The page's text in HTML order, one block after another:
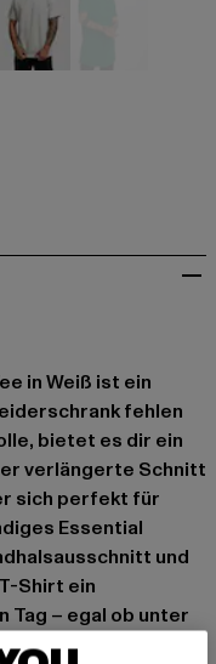
in Weiß ist ein
fehlen
bietet es dir ein
verlängerte Schnitt
sich perfekt für
Essential
und
Shirt ein
– egal ob unter
Jeans und